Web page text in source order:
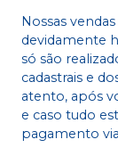
Nossas
devidamente
só são
cadastrais e
atento, após
e caso tudo
pagamento